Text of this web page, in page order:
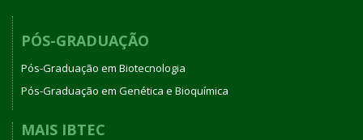
PÓS-GRADUAÇÃO
Pós-Graduação em Biotecnologia
Pós-Graduação em Genética e Bioquímica
MAIS IBTEC